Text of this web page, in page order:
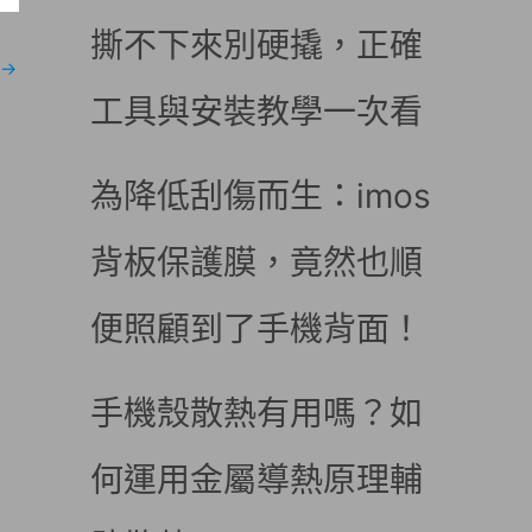
→
撕不下來別硬撬，正確
工具與安裝教學一次看
為降低刮傷而生：imos
背板保護膜，竟然也順
便照顧到了手機背面！
手機殼散熱有用嗎？如
何運用金屬導熱原理輔